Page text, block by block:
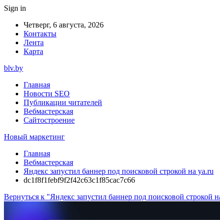
Sign in
Четверг, 6 августа, 2026
Контакты
Лента
Карта
blv.by
Главная
Новости SEO
Публикации читателей
Вебмастерская
Сайтостроение
Новый маркетинг
Главная
Вебмастерская
Яндекс запустил баннер под поисковой строкой на ya.ru
dc1f8f1febf9f2f42c63c1f85cac7c66
Вернуться к "Яндекс запустил баннер под поисковой строкой